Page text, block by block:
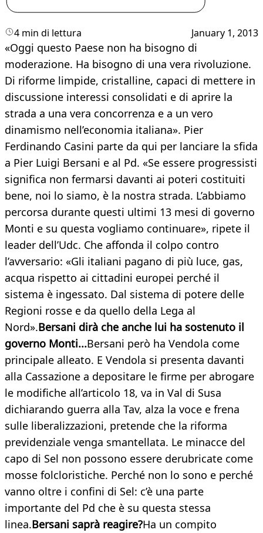
4 min di lettura January 1, 2013
«Oggi questo Paese non ha bisogno di
moderazione. Ha bisogno di una vera rivoluzione.
Di riforme limpide, cristalline, capaci di mettere in
discussione interessi consolidati e di aprire la
strada a una vera concorrenza e a un vero
dinamismo nell’economia italiana». Pier
Ferdinando Casini parte da qui per lanciare la sfida
a Pier Luigi Bersani e al Pd. «Se essere progressisti
significa non fermarsi davanti ai poteri costituiti
bene, noi lo siamo, è la nostra strada. L’abbiamo
percorsa durante questi ultimi 13 mesi di governo
Monti e su questa vogliamo continuare», ripete il
leader dell’Udc. Che affonda il colpo contro
l’avversario: «Gli italiani pagano di più luce, gas,
acqua rispetto ai cittadini europei perché il
sistema è ingessato. Dal sistema di potere delle
Regioni rosse e da quello della Lega al
Nord».Bersani dirà che anche lui ha sostenuto il
governo Monti...Bersani però ha Vendola come
principale alleato. E Vendola si presenta davanti
alla Cassazione a depositare le firme per abrogare
le modifiche all’articolo 18, va in Val di Susa
dichiarando guerra alla Tav, alza la voce e frena
sulle liberalizzazioni, pretende che la riforma
previdenziale venga smantellata. Le minacce del
capo di Sel non possono essere derubricate come
mosse folcloristiche. Perché non lo sono e perché
vanno oltre i confini di Sel: c’è una parte
importante del Pd che è su questa stessa
linea.Bersani saprà reagire?Ha un compito